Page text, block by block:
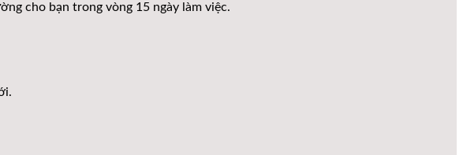
cho bạn trong vòng 15 ngày làm việc.